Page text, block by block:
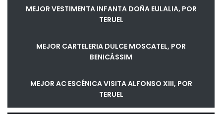
MEJOR VESTIMENTA INFANTA DOÑA EULALIA, POR
TERUEL
MEJOR CARTELERIA DULCE MOSCATEL, POR
BENICÁSSIM
MEJOR AC ESCÉNICA VISITA ALFONSO XIII, POR
TERUEL